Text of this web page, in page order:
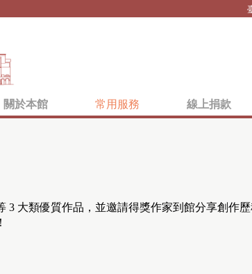
關於本館 常用服務 線上捐款
大類優質作品，並邀請得獎作家到館分享創作